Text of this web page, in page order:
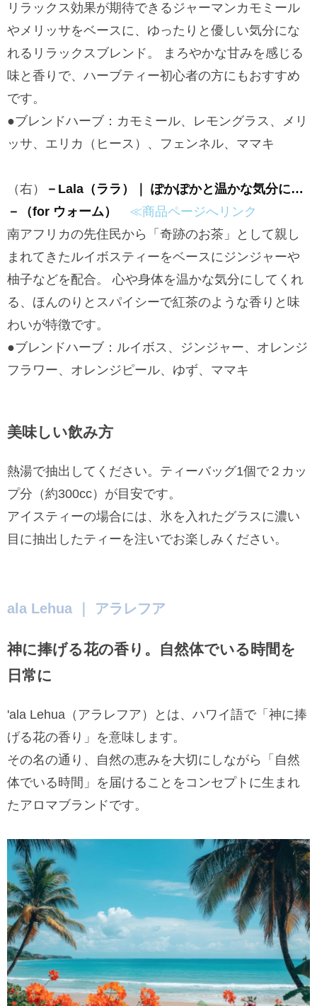
リラックス効果が期待できるジャーマンカモミール
やメリッサをベースに、ゆったりと優しい気分にな
れるリラックスブレンド。 まろやかな甘みを感じる
味と香りで、ハーブティー初心者の方にもおすすめ
です。
●ブレンドハーブ：カモミール、レモングラス、メリ
ッサ、エリカ（ヒース）、フェンネル、ママキ
（右）
－Lala（ララ）｜ ぽかぽかと温かな気分に…
－（for ウォーム）
≪商品ページへリンク
南アフリカの先住民から「奇跡のお茶」として親し
まれてきたルイボスティーをベースにジンジャーや
柚子などを配合。 心や身体を温かな気分にしてくれ
る、ほんのりとスパイシーで紅茶のような香りと味
わいが特徴です。
●ブレンドハーブ：ルイボス、ジンジャー、オレンジ
フラワー、オレンジピール、ゆず、ママキ
美味しい飲み方
熱湯で抽出してください。ティーバッグ1個で２カッ
プ分（約300cc）が目安です。
アイスティーの場合には、氷を入れたグラスに濃い
目に抽出したティーを注いでお楽しみください。
ala Lehua ｜ アラレフア
神に捧げる花の香り。自然体でいる時間を
日常に
'ala Lehua（アラレフア）とは、ハワイ語で「神に捧
げる花の香り」を意味します。
その名の通り、自然の恵みを大切にしながら「自然
体でいる時間」を届けることをコンセプトに生まれ
たアロマブランドです。